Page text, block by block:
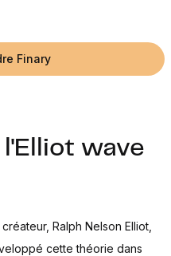
wave
wave
le marché des actions
le marché des devises
Finary
en se basant sur la
Dans cet article,
le fonctionnement
wave
Ralph Nelson Elliot,
cette théorie dans